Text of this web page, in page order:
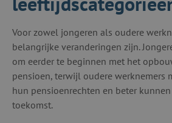
Voor zowel jongeren als oudere
belangrijke veranderingen zijn.
om eerder te beginnen met het
pensioen, terwijl oudere werknemers
hun pensioenrechten en beter
toekomst.